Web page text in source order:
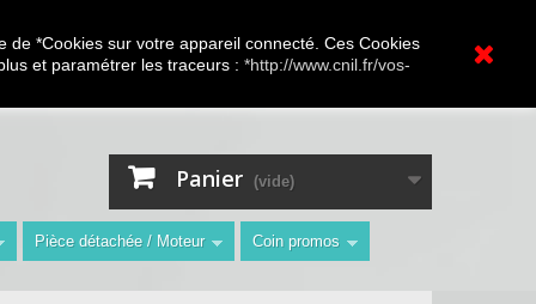
de *Cookies sur votre appareil connecté. Ces Cookies
et paramétrer les traceurs : *http://www.cnil.fr/vos-
Toutes marques
Connexion
Contactez-nous
Panier (vide)
Pièce détachée / Moteur Coin promos